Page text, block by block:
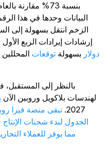
بنسبة 73% مقارنة
الزخم انتقل بسهولة إلى
إرشادات إيرادات الربع الأول من
بسهولةتوقعات
بالنظر إلى المستقبل،
لهندسات بلاكويل وروبين الآن
2027. تبقى منصة فيرا روبين